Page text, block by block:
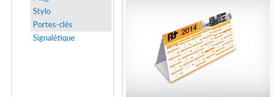
Stylo
Portes-clés
Signalétique